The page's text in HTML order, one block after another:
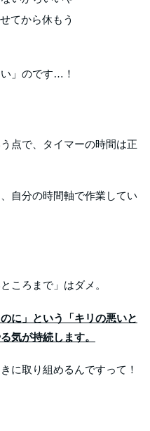
てから休もう
」のです…！
点で、タイマーの時間は正
自分の時間軸で作業してい
ころまで」はダメ。
に」という「キリの悪いと
気が持続します。
に取り組めるんですって！